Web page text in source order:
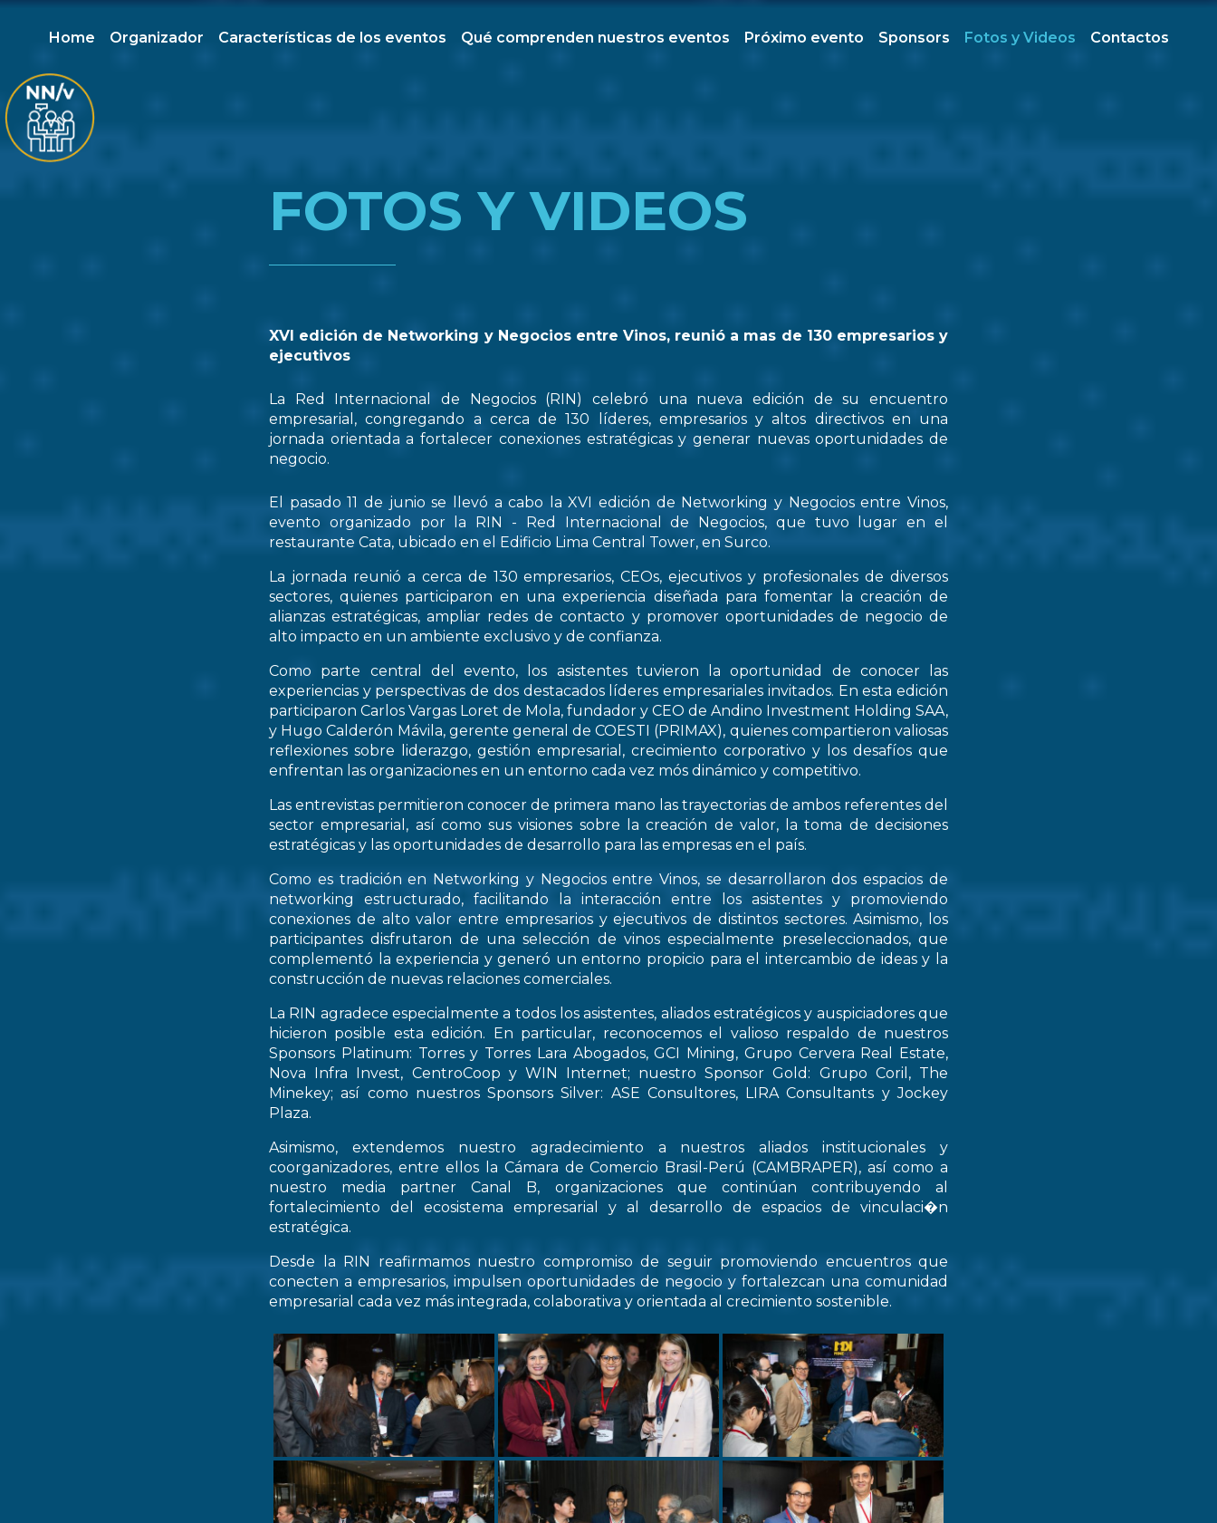
Home Organizador Características de los eventos Qué comprenden nuestros eventos Próximo evento Sponsors Fotos y Videos Contactos
FOTOS Y VIDEOS
XVI edición de Networking y Negocios entre Vinos, reunió a mas de 130 empresarios y
ejecutivos
La Red Internacional de Negocios (RIN) celebró una nueva edición de su encuentro
empresarial, congregando a cerca de 130 líderes, empresarios y altos directivos en una
jornada orientada a fortalecer conexiones estratégicas y generar nuevas oportunidades de
negocio.
El pasado 11 de junio se llevó a cabo la XVI edición de Networking y Negocios entre Vinos,
evento organizado por la RIN - Red Internacional de Negocios, que tuvo lugar en el
restaurante Cata, ubicado en el Edificio Lima Central Tower, en Surco.
La jornada reunió a cerca de 130 empresarios, CEOs, ejecutivos y profesionales de diversos
sectores, quienes participaron en una experiencia diseñada para fomentar la creación de
alianzas estratégicas, ampliar redes de contacto y promover oportunidades de negocio de
alto impacto en un ambiente exclusivo y de confianza.
Como parte central del evento, los asistentes tuvieron la oportunidad de conocer las
experiencias y perspectivas de dos destacados líderes empresariales invitados. En esta edición
participaron Carlos Vargas Loret de Mola, fundador y CEO de Andino Investment Holding SAA,
y Hugo Calderón Mávila, gerente general de COESTI (PRIMAX), quienes compartieron valiosas
reflexiones sobre liderazgo, gestión empresarial, crecimiento corporativo y los desafíos que
enfrentan las organizaciones en un entorno cada vez mós dinámico y competitivo.
Las entrevistas permitieron conocer de primera mano las trayectorias de ambos referentes del
sector empresarial, así como sus visiones sobre la creación de valor, la toma de decisiones
estratégicas y las oportunidades de desarrollo para las empresas en el país.
Como es tradición en Networking y Negocios entre Vinos, se desarrollaron dos espacios de
networking estructurado, facilitando la interacción entre los asistentes y promoviendo
conexiones de alto valor entre empresarios y ejecutivos de distintos sectores. Asimismo, los
participantes disfrutaron de una selección de vinos especialmente preseleccionados, que
complementó la experiencia y generó un entorno propicio para el intercambio de ideas y la
construcción de nuevas relaciones comerciales.
La RIN agradece especialmente a todos los asistentes, aliados estratégicos y auspiciadores que
hicieron posible esta edición. En particular, reconocemos el valioso respaldo de nuestros
Sponsors Platinum: Torres y Torres Lara Abogados, GCI Mining, Grupo Cervera Real Estate,
Nova Infra Invest, CentroCoop y WIN Internet; nuestro Sponsor Gold: Grupo Coril, The
Minekey; así como nuestros Sponsors Silver: ASE Consultores, LIRA Consultants y Jockey
Plaza.
Asimismo, extendemos nuestro agradecimiento a nuestros aliados institucionales y
coorganizadores, entre ellos la Cámara de Comercio Brasil-Perú (CAMBRAPER), así como a
nuestro media partner Canal B, organizaciones que continúan contribuyendo al
fortalecimiento del ecosistema empresarial y al desarrollo de espacios de vinculaci�n
estratégica.
Desde la RIN reafirmamos nuestro compromiso de seguir promoviendo encuentros que
conecten a empresarios, impulsen oportunidades de negocio y fortalezcan una comunidad
empresarial cada vez más integrada, colaborativa y orientada al crecimiento sostenible.